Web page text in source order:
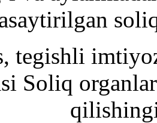
tegishli
Soliq